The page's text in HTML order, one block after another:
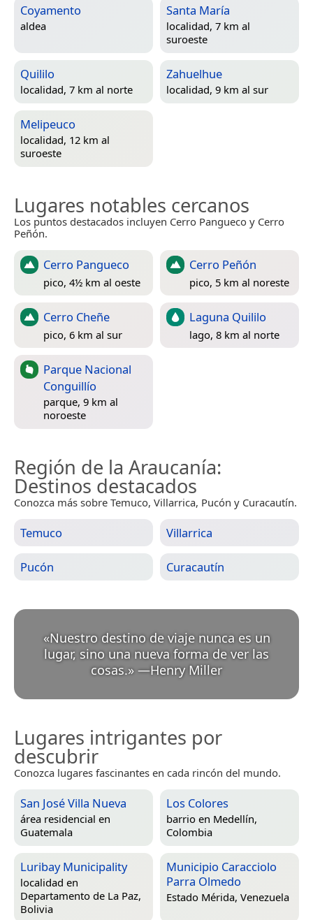
Coyamento
aldea
Santa María
localidad, 7 km al
suroeste
Quililo
localidad, 7 km al norte
Zahuelhue
localidad, 9 km al sur
Melipeuco
localidad, 12 km al
suroeste
Lugares notables cercanos
Los puntos destacados incluyen Cerro Pangueco y Cerro
Peñón.
Cerro Pangueco
pico, 4½ km al oeste
Cerro Peñón
pico, 5 km al noreste
Cerro Cheñe
pico, 6 km al sur
Laguna Quililo
lago, 8 km al norte
Parque Nacional
Conguillío
parque, 9 km al
noroeste
Región de la Araucanía:
Destinos destacados
Conozca más sobre Temuco, Villarrica, Pucón y Curacautín.
Temuco Villarrica
Pucón Curacautín
«Nuestro destino de viaje nunca es un
lugar, sino una nueva forma de ver las
cosas.» —Henry Miller
Lugares intrigantes por
descubrir
Conozca lugares fascinantes en cada rincón del mundo.
San José Villa Nueva
área residencial en
Guatemala
Los Colores
barrio en Medellín,
Colombia
Luribay Municipality
localidad en
Departamento de La Paz,
Bolivia
Municipio Caracciolo
Parra Olmedo
Estado Mérida, Venezuela